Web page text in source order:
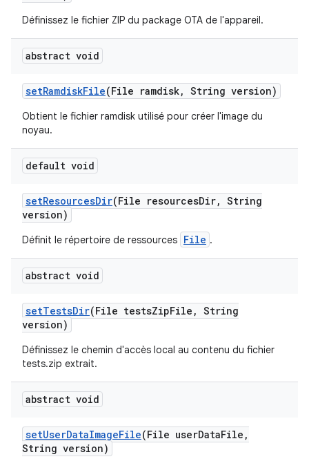
Définissez le fichier ZIP du package OTA de l'appareil.
abstract void
setRamdiskFile(File ramdisk, String version)
Obtient le fichier ramdisk utilisé pour créer l'image du
noyau.
default void
setResourcesDir(File resourcesDir, String
version)
Définit le répertoire de ressources File .
abstract void
setTestsDir(File testsZipFile , String
version)
Définissez le chemin d'accès local au contenu du fichier
tests.zip extrait.
abstract void
setUserDataImageFile(File userDataFile ,
String version)